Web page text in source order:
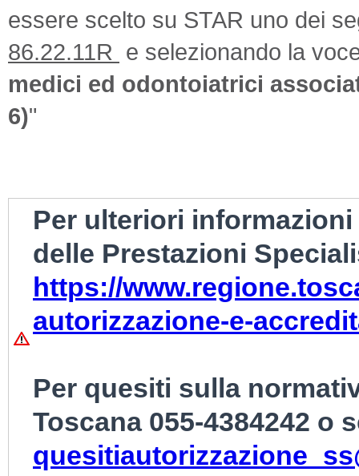
essere scelto su STAR uno dei
86.22.11R e selezionando la
medici ed odontoiatrici
6)"
Per ulteriori
delle Prestazioni
https://
autorizzazione-e-
Per quesiti sulla
Toscana 055-4384242 o